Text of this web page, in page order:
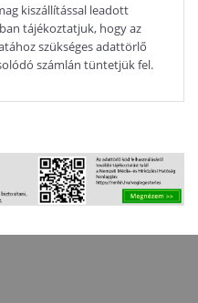
kiszállítással leadott
tájékoztatjuk, hogy az
szükséges adattörlő
számlán tüntetjük fel.